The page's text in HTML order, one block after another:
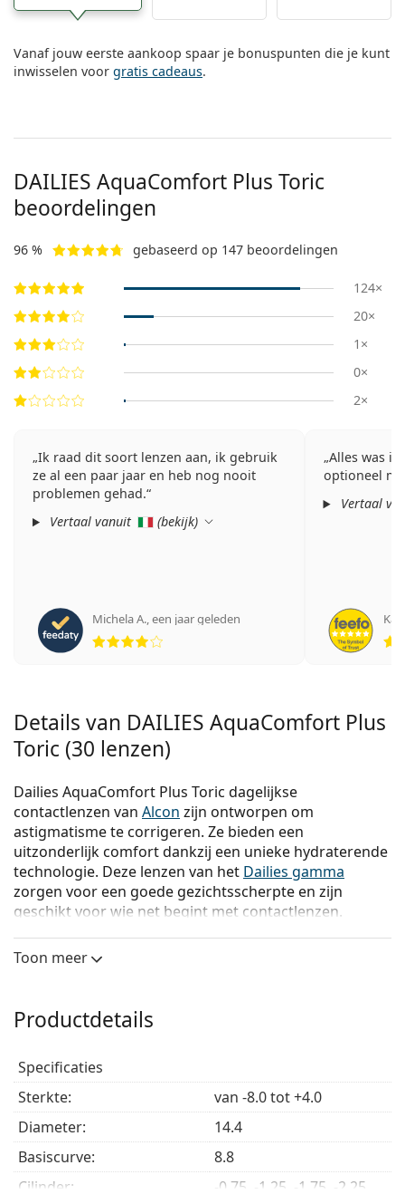
Vanaf jouw eerste aankoop spaar je bonuspunten die je kunt
inwisselen voor gratis cadeaus.
DAILIES AquaComfort Plus Toric
beoordelingen
96 % gebaseerd op 147 beoordelingen
124×
20×
1×
0×
2×
Ik raad dit soort lenzen aan, ik gebruik
ze al een paar jaar en heb nog nooit
problemen gehad.
Vertaal vanuit
(bekijk)
Michela A.,een jaar geleden
Beoordeling 4 van 5
Alles was
optioneel
Vertaal
Details van DAILIES AquaComfort Plus
Toric (30 lenzen)
Dailies AquaComfort Plus Toric dagelijkse
contactlenzen van Alcon zijn ontworpen om
astigmatisme te corrigeren. Ze bieden een
uitzonderlijk comfort dankzij een unieke hydraterende
technologie. Deze lenzen van het Dailies gamma
zorgen voor een goede gezichtsscherpte en zijn
geschikt voor wie net begint met contactlenzen.
Het Precision Curve ontwerp is uniek vanwege de
dubbele dunne zones die een superieure lensstabiliteit
de lens in de juiste positie blijft.
nelfilcon A en bevatten drie hydraterende
bestanddelen voor een fenomenaal comfort:
Wrijvingsverminderend HPMC glijmiddel in de
blisterverpakking zorgt voor onmiddellijk comfort
bij het inbrengen.
Knippergeactiveerd PVA-vochtmiddel houdt de
Toon meer
Productdetails
Specificaties
Sterkte:
van -8.0 tot +4.0
Diameter:
14.4
Basiscurve:
8.8
Cilinder:
-0.75, -1.25, -1.75, -2.25